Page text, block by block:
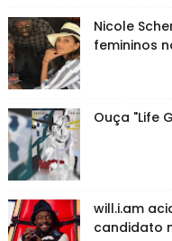
Nicole
femininos
Ouça "Life
will.i.am
candidato